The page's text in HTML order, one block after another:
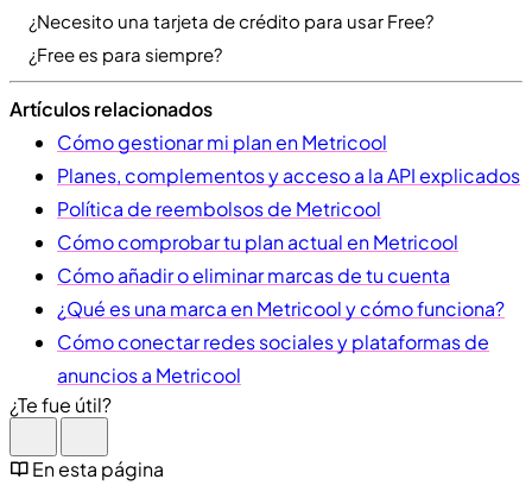
¿Necesito una tarjeta de crédito para usar Free?
¿Free es para siempre?
Artículos relacionados
Cómo gestionar mi plan en Metricool
Planes, complementos y acceso a la API explicados
Política de reembolsos de Metricool
Cómo comprobar tu plan actual en Metricool
Cómo añadir o eliminar marcas de tu cuenta
¿Qué es una marca en Metricool y cómo funciona?
Cómo conectar redes sociales y plataformas de
anuncios a Metricool
¿Te fue útil?
En esta página